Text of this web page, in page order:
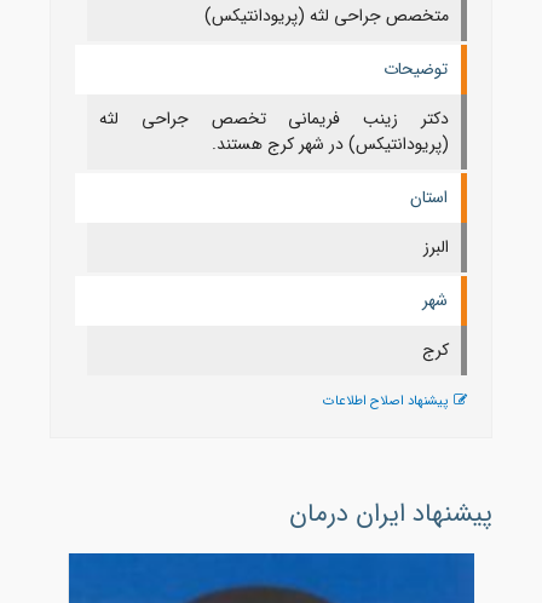
متخصص جراحی لثه (پریودانتیکس)
توضیحات
دکتر زینب فریمانی تخصص جراحی لثه
(پریودانتیکس) در شهر کرج هستند.
استان
البرز
شهر
كرج
پیشنهاد اصلاح اطلاعات
پیشنهاد ایران درمان